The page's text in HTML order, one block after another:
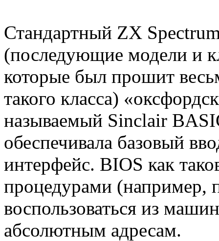
Стандартный ZX
(последующие модели и
которые был прошит
такого класса)
называемый Sinclair
обеспечивала базовый
интерфейс. BIOS как
процедурами (например,
воспользоваться из
абсолютным адресам.